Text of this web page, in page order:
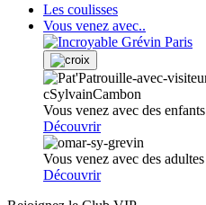
Les coulisses
Vous venez avec..
Vous venez avec des enfants
Découvrir
Vous venez avec des adultes
Découvrir